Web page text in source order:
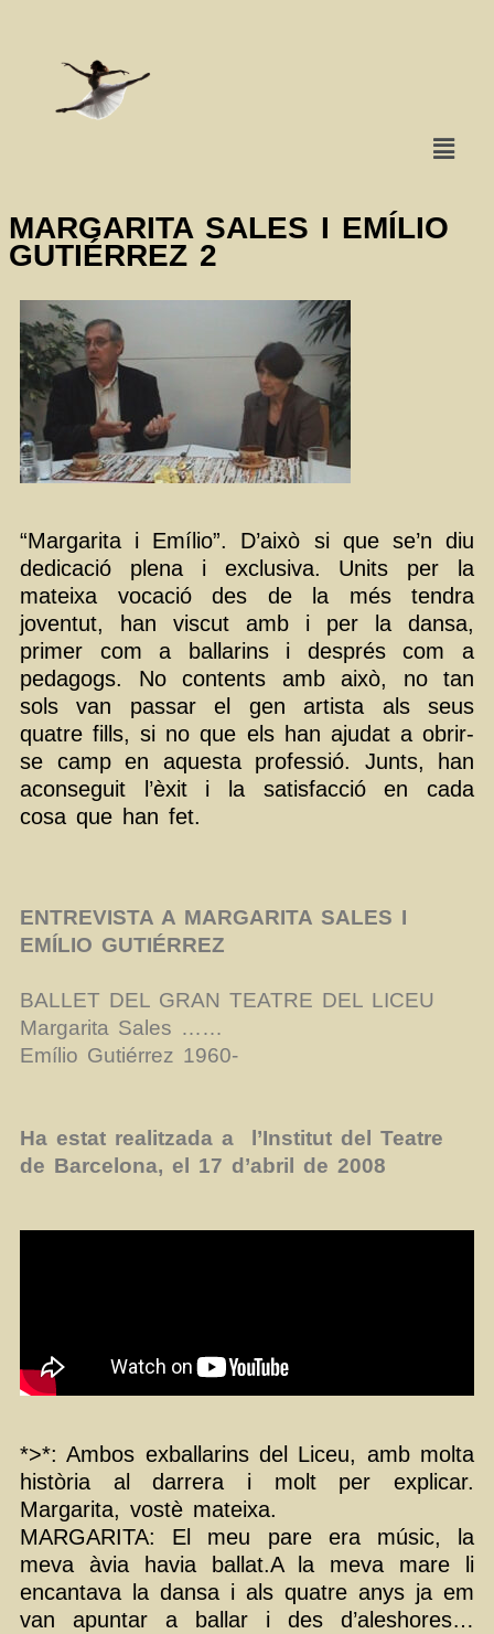
MARGARITA SALES I EMÍLIO
GUTIÉRREZ 2
“Margarita i Emílio”. D’això si que se’n diu
dedicació plena i exclusiva. Units per la
mateixa vocació des de la més tendra
joventut, han viscut amb i per la dansa,
primer com a ballarins i després com a
pedagogs. No contents amb això, no tan
sols van passar el gen artista als seus
quatre fills, si no que els han ajudat a obrir-
se camp en aquesta professió. Junts, han
aconseguit l’èxit i la satisfacció en cada
cosa que han fet.
ENTREVISTA A MARGARITA SALES I
EMÍLIO GUTIÉRREZ
BALLET DEL GRAN TEATRE DEL LICEU
Margarita Sales ……
Emílio Gutiérrez 1960-
Ha estat realitzada a l’Institut del Teatre
de Barcelona, el 17 d’abril de 2008
*>*: Ambos exballarins del Liceu, amb molta
història al darrera i molt per explicar.
Margarita, vostè mateixa.
MARGARITA: El meu pare era músic, la
meva àvia havia ballat.A la meva mare li
encantava la dansa i als quatre anys ja em
van apuntar a ballar i des d’aleshores…